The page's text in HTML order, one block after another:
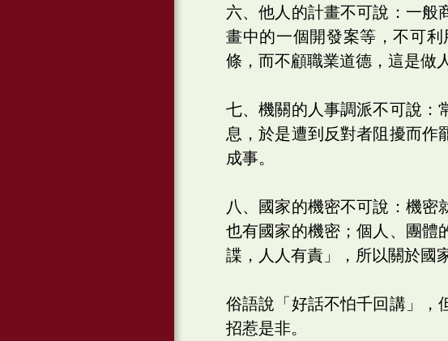
六、他人的計畫不可說：一般
畫中的一個開發案等，不可
條，而不顧職業道德，這是做
七、機關的人事調派不可說：
息，於是遭到反對者阻擾而作
成事。
八、國家的機密不可說：機密
也有國家的機密；個人、團體
諜，人人有責」，所以關於國
俗語說「好話不怕千回講」，
招惹是非。